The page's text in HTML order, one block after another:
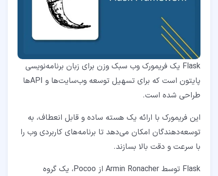
Flask یک فریمورک وب سبک وزن برای زبان برنامه‌نویسی
پایتون است که برای تسهیل توسعه وب‌سایت‌ها و API‌ها
طراحی شده است.
این فریمورک با ارائه یک هسته ساده و قابل انعطاف، به
توسعه‌دهندگان امکان می‌دهد تا برنامه‌های کاربردی وب را
با سرعت و دقت بالا بسازند.
Flask توسط Armin Ronacher از Pocoo، یک گروه